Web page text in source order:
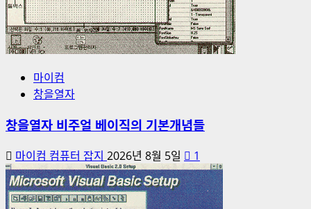
마이컴
창을열자
창을열자 비주얼 베이직의 기본개념들
마이컴 컴퓨터 잡지 2026년 8월 5일 1